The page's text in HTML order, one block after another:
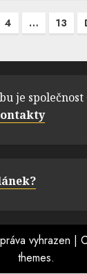
4 … 13
je společnost
vyhrazen |
themes.